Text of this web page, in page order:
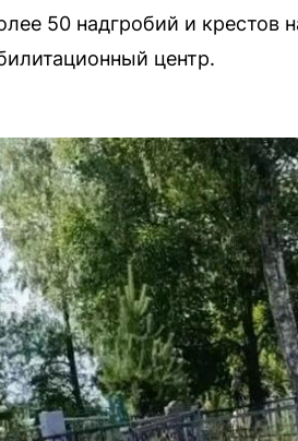
50 надгробий и крестов
центр.